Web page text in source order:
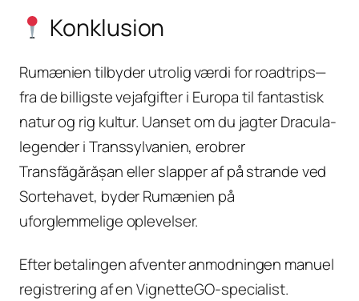
Konklusion
Rumænien tilbyder utrolig værdi for roadtrips—
fra de billigste vejafgifter i Europa til fantastisk
natur og rig kultur. Uanset om du jagter Dracula-
legender i Transsylvanien, erobrer
Transfăgărășan eller slapper af på strande ved
Sortehavet, byder Rumænien på
uforglemmelige oplevelser.
Efter betalingen afventer anmodningen manuel
registrering af en VignetteGO-specialist.